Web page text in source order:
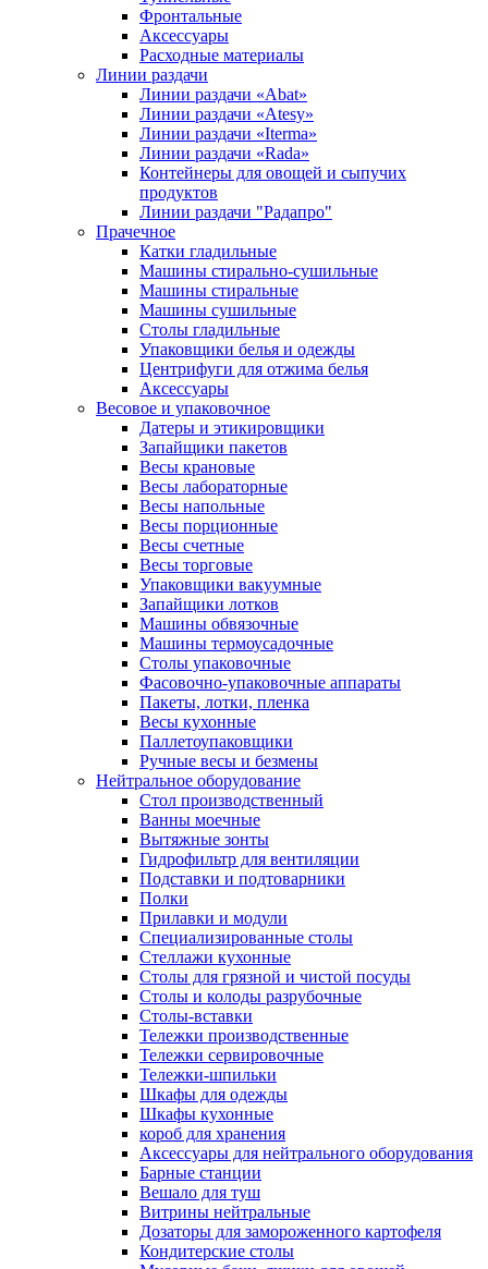
Фронтальные
Аксессуары
Расходные материалы
Линии раздачи
Линии раздачи «Abat»
Линии раздачи «Atesy»
Линии раздачи «Iterma»
Линии раздачи «Rada»
Контейнеры для овощей и сыпучих
продуктов
Линии раздачи "Радапро"
Прачечное
Катки гладильные
Машины стирально-сушильные
Машины стиральные
Машины сушильные
Столы гладильные
Упаковщики белья и одежды
Центрифуги для отжима белья
Аксессуары
Весовое и упаковочное
Датеры и этикировщики
Запайщики пакетов
Весы крановые
Весы лабораторные
Весы напольные
Весы порционные
Весы счетные
Весы торговые
Упаковщики вакуумные
Запайщики лотков
Машины обвязочные
Машины термоусадочные
Столы упаковочные
Фасовочно-упаковочные аппараты
Пакеты, лотки, пленка
Весы кухонные
Паллетоупаковщики
Ручные весы и безмены
Нейтральное оборудование
Cтол производственный
Ванны моечные
Вытяжные зонты
Гидрофильтр для вентиляции
Подставки и подтоварники
Полки
Прилавки и модули
Специализированные столы
Стеллажи кухонные
Столы для грязной и чистой посуды
Столы и колоды разрубочные
Столы-вставки
Тележки производственные
Тележки сервировочные
Тележки-шпильки
Шкафы для одежды
Шкафы кухонные
короб для хранения
Аксессуары для нейтрального оборудования
Барные станции
Вешало для туш
Витрины нейтральные
Дозаторы для замороженного картофеля
Кондитерские столы